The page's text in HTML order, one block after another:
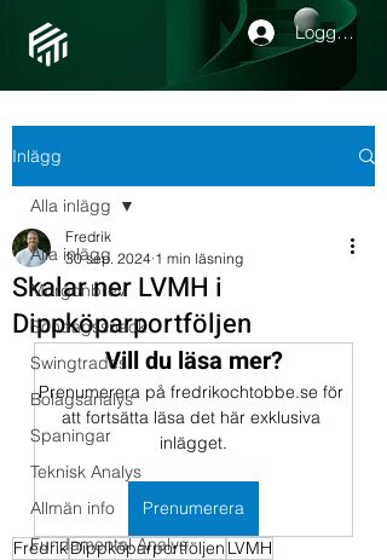
Logga in
Inlägg
Alla inlägg
Morgonbrev
Söndagssnack
Swingtrades
Bolagsanalys
Spaningar
Teknisk Analys
Allmän info
Fundamental Analys
Alla inlägg
Skalar ner LVMH i
Dippköparportföljen
Fredrik
30 sep. 2024 1 min läsning
Vill du läsa mer?
Prenumerera på fredrikochtobbe.se för
att fortsätta läsa det här exklusiva
inlägget.
Prenumerera
FredrikDippköparportföljen LVMH